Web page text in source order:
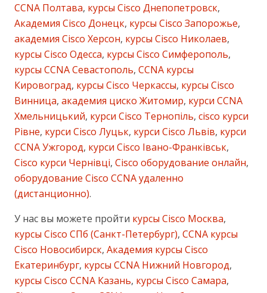
CCNA Полтава, курсы Cisco Днепопетровск,
Академия Cisco Донецк, курсы Cisco Запорожье,
академия Cisco Херсон, курсы Cisco Николаев,
курсы Cisco Одесса, курсы Cisco Симферополь,
курсы CCNA Севастополь, CCNA курсы
Кировоград, курсы Cisco Черкассы, курсы Cisco
Винница, академия циско Житомир, курси CCNA
Хмельницький, курси Cisco Тернопіль, cisco курси
Рівне, курси Cisco Луцьк, курси Cisco Львів, курси
CCNA Ужгород, курси Cisco Івано-Франківськ,
Cisco курси Чернівці, Cisco оборудование онлайн,
оборудование Cisco CCNA удаленно
(дистанционно).
У нас вы можете пройти курсы Cisco Москва,
курсы Cisco СПб (Санкт-Петербург), CCNA курсы
Cisco Новосибирск, Академия курсы Cisco
Екатеринбург, курсы CCNA Нижний Новгород,
курсы Cisco CCNA Казань, курсы Cisco Самара,